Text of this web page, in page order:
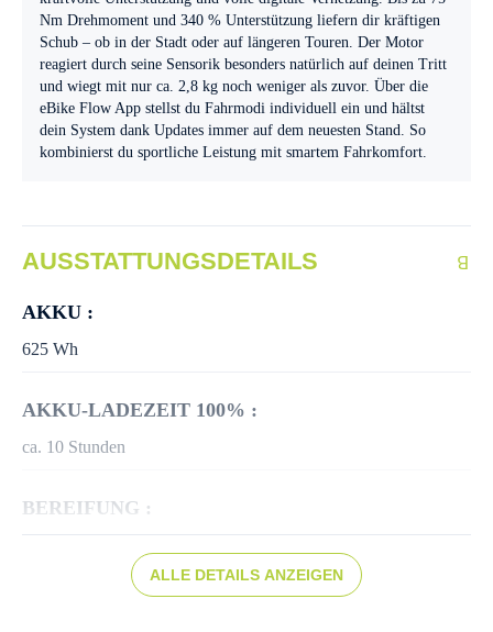
Nm Drehmoment und 340 % Unterstützung liefern dir kräftigen
Schub – ob in der Stadt oder auf längeren Touren. Der Motor
reagiert durch seine Sensorik besonders natürlich auf deinen Tritt
und wiegt mit nur ca. 2,8 kg noch weniger als zuvor. Über die
eBike Flow App stellst du Fahrmodi individuell ein und hältst
dein System dank Updates immer auf dem neuesten Stand. So
kombinierst du sportliche Leistung mit smartem Fahrkomfort.
AUSSTATTUNGSDETAILS
AKKU :
625 Wh
AKKU-LADEZEIT 100% :
ca. 10 Stunden
BEREIFUNG :
ALLE DETAILS ANZEIGEN